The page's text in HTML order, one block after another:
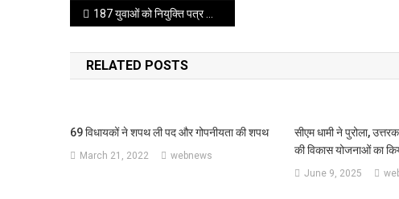
Post
navigation
187 युवाओं को नियुक्ति पत्र सौंप मुख्यमंत्री धामी बोले— जनसेवा ही सबसे बड़ी जिम्मेदारी
RELATED POSTS
69 विधायकों ने शपथ ली पद और गोपनीयता की शपथ
March 21, 2022 webnews
सीएम धामी ने पुरोला,
की विकास योजनाओं का
June 9, 2025